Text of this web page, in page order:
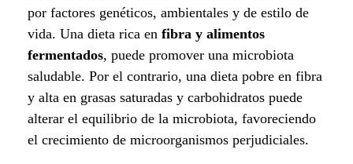
a
n
t
e
e
por factores genéticos, ambientales y de estilo de
vida. Una dieta rica en fibra y alimentos
fermentados, puede promover una microbiota
saludable. Por el contrario, una dieta pobre en fibra
y alta en grasas saturadas y carbohidratos puede
alterar el equilibrio de la microbiota, favoreciendo
el crecimiento de microorganismos perjudiciales.